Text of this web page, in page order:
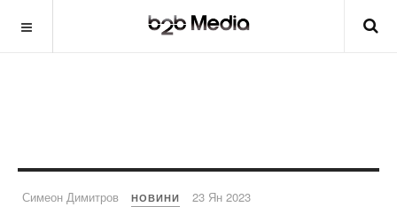
Симеон Димитров НОВИНИ 23 Ян 2023